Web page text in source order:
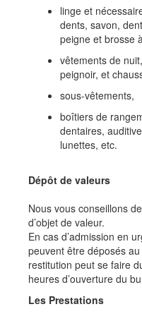
linge et
dents, savon,
peigne et brosse
vêtements de
peignoir, et
sous-vêtements,
boîtiers de
dentaires,
lunettes, etc.
Dépôt de valeurs
Nous vous conseillons
d’objet de valeur.
En cas d’admission en
peuvent être déposés
restitution peut se faire
heures d’ouverture du
Les Prestations